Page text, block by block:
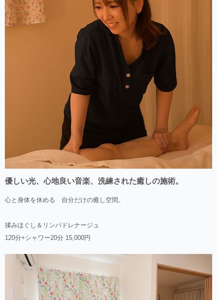
優しい光、心地良い音楽、洗練された癒しの施術。
心と身体を休める 自分だけの癒し空間。
揉みほぐし＆リンパドレナージュ
120分+シャワー20分 15,000円